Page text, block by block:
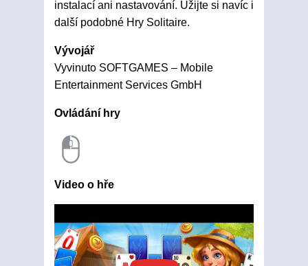
instalací ani nastavování. Užijte si navíc i
další podobné Hry Solitaire.
Vývojář
Vyvinuto SOFTGAMES – Mobile
Entertainment Services GmbH
Ovládání hry
Video o hře